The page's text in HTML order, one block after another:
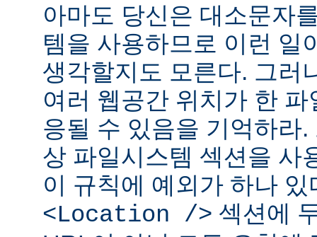
아마도 당신은 대소문자
템을 사용하므로 이런 일
생각할지도 모른다. 그러
여러 웹공간 위치가 한
응될 수 있음을 기억하라
상 파일시스템 섹션을 사
이 규칙에 예외가 하나
<Location /> 섹션에